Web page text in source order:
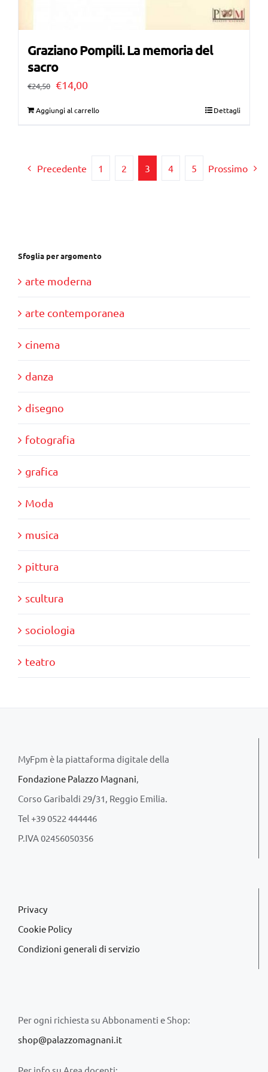
Graziano Pompili. La memoria del
sacro
€24,50 Il
€14,00Il
Aggiungi al carrello Dettagli
Precedente 1 2 3 4 5 Prossimo
Sfoglia per argomento
arte moderna
arte contemporanea
cinema
danza
disegno
fotografia
grafica
Moda
musica
pittura
scultura
sociologia
teatro
MyFpm è la piattaforma digitale della
Fondazione Palazzo Magnani,
Corso Garibaldi 29/31, Reggio Emilia.
Tel +39 0522 444446
P.IVA 02456050356
Privacy
Cookie Policy
Condizioni generali di servizio
Per ogni richiesta su Abbonamenti e Shop:
shop@palazzomagnani.it